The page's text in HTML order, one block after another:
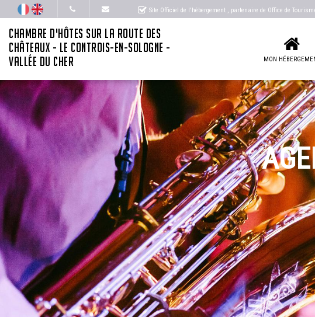
Site Officiel de l'hébergement , partenaire de Office de
CHAMBRE D'HÔTES SUR LA ROUTE DES
CHÂTEAUX - LE CONTROIS-EN-SOLOGNE -
VALLÉE DU CHER
MON